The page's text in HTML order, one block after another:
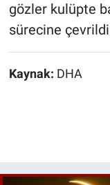
gözler kulüpte
sürecine
Kaynak: DHA